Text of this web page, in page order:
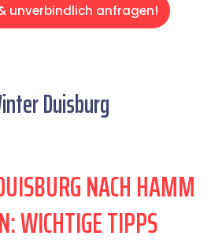
unverbindlich anfragen!
Duisburg
NACH HAMM
WICHTIGE TIPPS